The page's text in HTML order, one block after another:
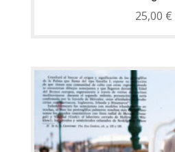
25,00 €